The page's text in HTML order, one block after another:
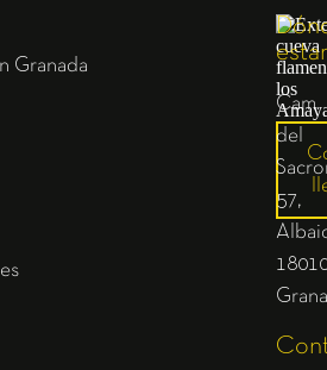
Granada
Cam.
del
57,